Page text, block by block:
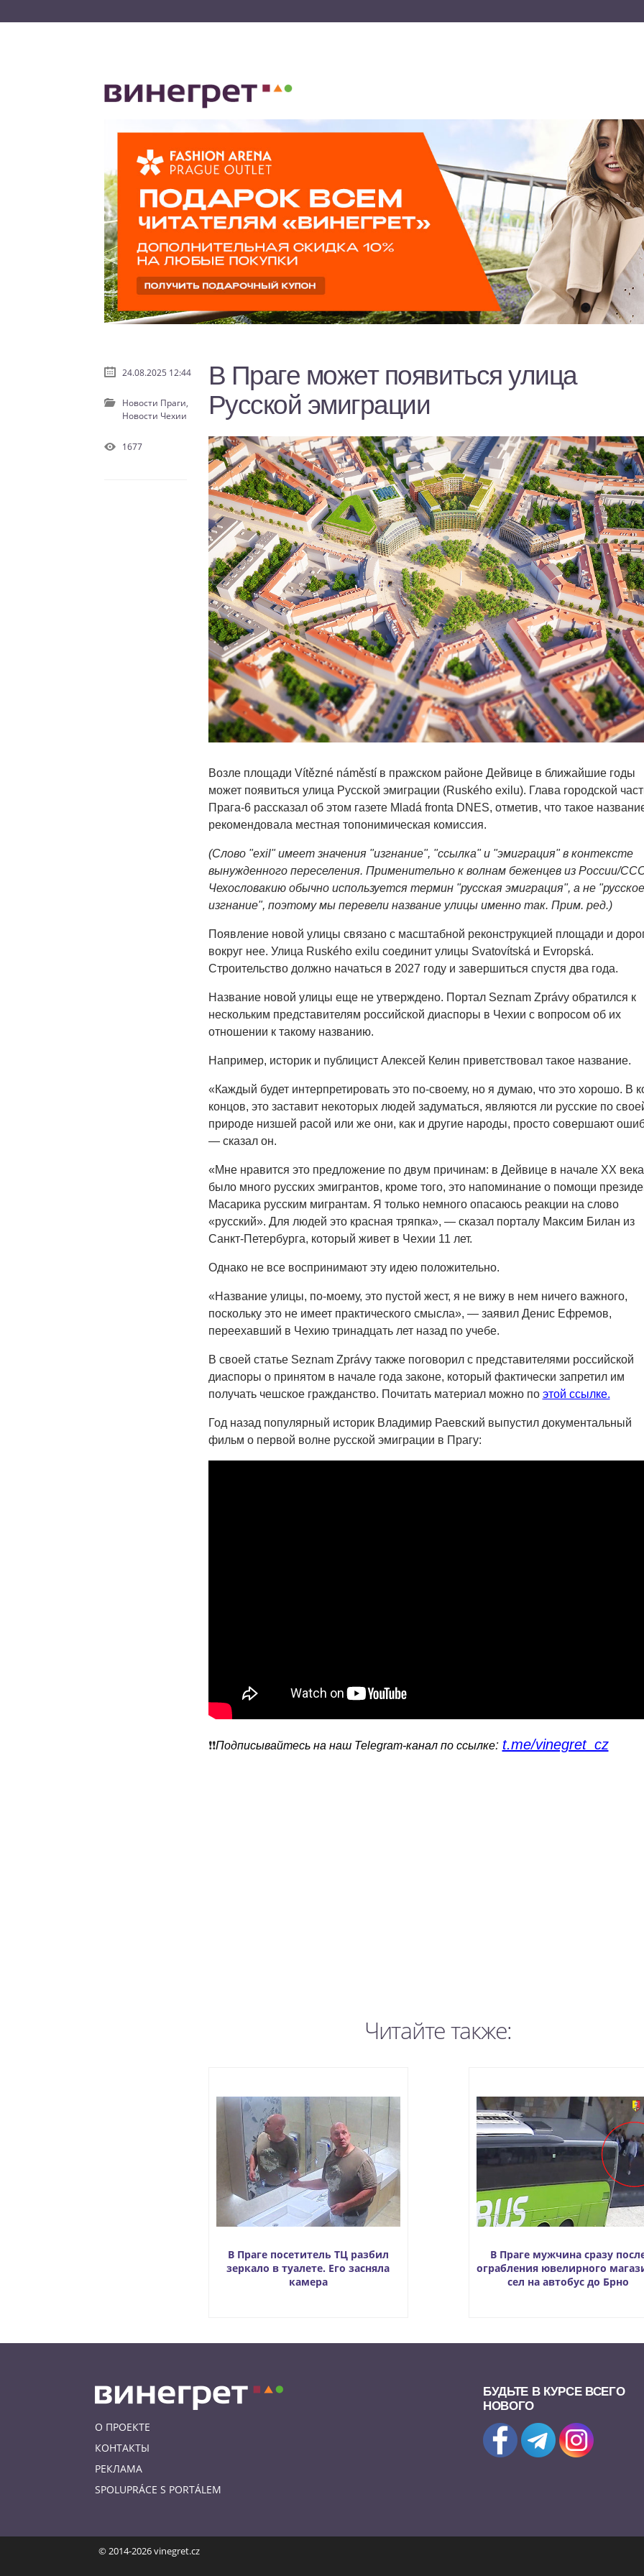
В Праге может появиться улица
Русской эмиграции
Возле площади Vítězné náměstí в пражском районе Дейвице в ближайшие годы
может появиться улица Русской эмиграции (Ruského exilu). Глава городской
Прага-6 рассказал об этом газете Mladá fronta DNES, отметив, что такое
рекомендовала местная топонимическая комиссия.
(Слово "exil" имеет значения "изгнание", "ссылка" и "эмиграция" в контексте
вынужденного переселения. Применительно к волнам беженцев из России/
Чехословакию обычно используется термин "русская эмиграция", а не "русское
изгнание", поэтому мы перевели название улицы именно так. Прим. ред.)
Появление новой улицы связано с масштабной реконструкцией площади и
вокруг нее. Улица Ruského exilu соединит улицы Svatovítská и Evropská.
Строительство должно начаться в 2027 году и завершиться спустя два года.
Название новой улицы еще не утверждено. Портал Seznam Zprávy обратился к
нескольким представителям российской диаспоры в Чехии с вопросом об их
отношении к такому названию.
Например, историк и публицист Алексей Келин приветствовал такое название.
«Каждый будет интерпретировать это по-своему, но я думаю, что это хорошо. В
концов, это заставит некоторых людей задуматься, являются ли русские по
природе низшей расой или же они, как и другие народы, просто совершают
— сказал он.
«Мне нравится это предложение по двум причинам: в Дейвице в начале XX века
было много русских эмигрантов, кроме того, это напоминание о помощи
Масарика русским мигрантам. Я только немного опасаюсь реакции на слово
«русский». Для людей это красная тряпка», — сказал порталу Максим Билан из
Санкт-Петербурга, который живет в Чехии 11 лет.
Однако не все воспринимают эту идею положительно.
«Название улицы, по-моему, это пустой жест, я не вижу в нем ничего важного,
поскольку это не имеет практического смысла», — заявил Денис Ефремов,
переехавший в Чехию тринадцать лет назад по учебе.
В своей статье Seznam Zprávy также поговорил с представителями российской
диаспоры о принятом в начале года законе, который фактически запретил им
получать чешское гражданство. Почитать материал можно по этой ссылке.
Год назад популярный историк Владимир Раевский выпустил документальный
фильм о первой волне русской эмиграции в Прагу:
❗️❗️Подписывайтесь на наш Telegram-канал по ссылке: t.me/vinegret_cz
Читайте также:
В Праге посетитель ТЦ разбил
зеркало в туалете. Его засняла
камера
В Праге мужчина сразу
ограбления ювелирного
сел на автобус до Брно
24.08.2025 12:44
Новости Праги,
Новости Чехии
1677
О ПРОЕКТЕ
КОНТАКТЫ
РЕКЛАМА
SPOLUPRÁCE S PORTÁLEM
БУДЬТЕ В КУРСЕ ВСЕГО
НОВОГО
© 2014-2026 vinegret.cz